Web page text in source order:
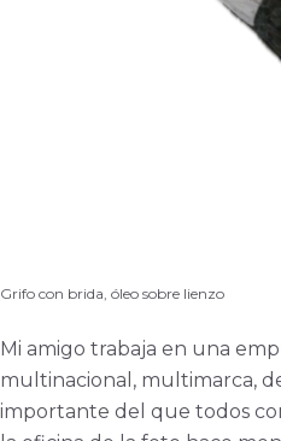
Grifo con brida, óleo sobre lienzo
Mi amigo trabaja en una
multinacional, multimarca,
importante del que todos